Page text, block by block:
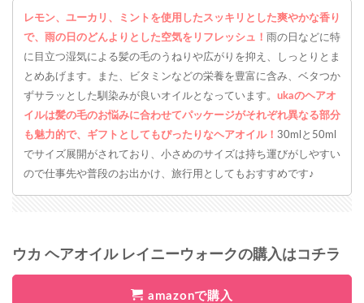
レモン、ユーカリ、ミントを使用したスッキリとした爽やかな香り
で、雨の日のどんよりとした空気をリフレッシュ！ 雨の日などに特
に目立つ湿気による髪の毛のうねりや広がりを抑え、しっとりとま
とめあげます。また、ビタミンなどの栄養を豊富に含み、ベタつか
ずサラッとした馴染みが良いオイルとなっています。 ukaのヘアオ
イルは髪の毛のお悩みに合わせてパッケージがそれぞれ異なる部分
も魅力的で、ギフトとしてもぴったりなヘアオイル！ 30mlと50ml
でサイズ展開がされており、小さめのサイズは持ち運びがしやすい
ので仕事先や普段のお出かけ、旅行用としてもおすすめです♪
ウカ ヘアオイル レイニーウォークの購入はコチラ
amazonで購入